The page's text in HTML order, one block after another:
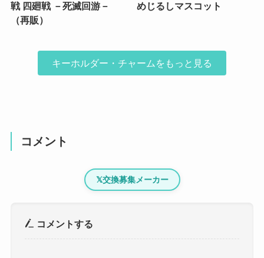
戦 四廻戦 －死滅回游－
（再販）
めじるしマスコット
キーホルダー・チャームをもっと見る
コメント
𝕏交換募集メーカー
コメントする